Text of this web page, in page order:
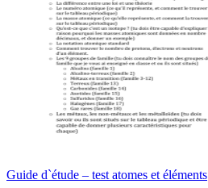
Guide d`étude – test atomes et éléments